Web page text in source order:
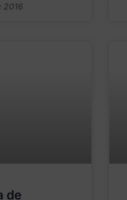
2016
de